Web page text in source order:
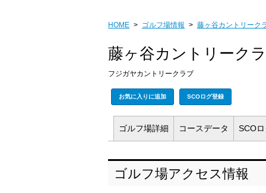
HOME > ゴルフ場情報 > 藤ヶ谷カントリーク
藤ヶ谷カントリーク
フジガヤカントリークラブ
お気に入りに追加 SCOログ登録
ゴルフ場詳細 コースデータ SCO
ゴルフ場アクセス情報